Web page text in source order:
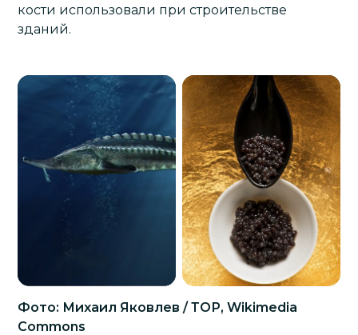
кости использовали при строительстве
зданий.
Фото: Михаил Яковлев / ТОР, Wikimedia
Commons